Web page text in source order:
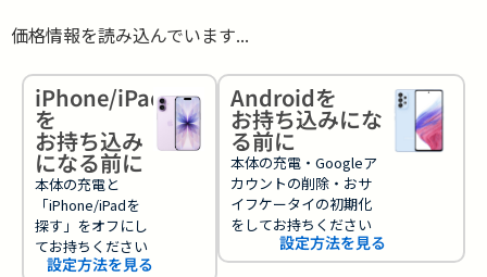
価格情報を読み込んでいます...
iPhone/iPad
を
お持ち込み
になる前に
本体の充電と
「iPhone/iPadを
探す」をオフにし
てお持ちください
設定方法を見る
Androidを
お持ち込みにな
る前に
本体の充電・Googleア
カウントの削除・おサ
イフケータイの初期化
をしてお持ちください
設定方法を見る